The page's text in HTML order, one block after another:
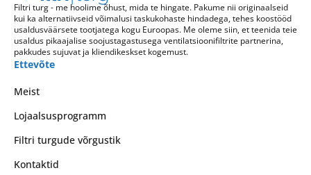
Filtri turg - me hoolime õhust, mida te hingate. Pakume nii originaalseid
kui ka alternatiivseid võimalusi taskukohaste hindadega, tehes koostööd
usaldusväärsete tootjatega kogu Euroopas. Me oleme siin, et teenida teie
usaldus pikaajalise soojustagastusega ventilatsioonifiltrite partnerina,
pakkudes sujuvat ja kliendikeskset kogemust.
Ettevõte
Meist
Lojaalsusprogramm
Filtri turgude võrgustik
Kontaktid